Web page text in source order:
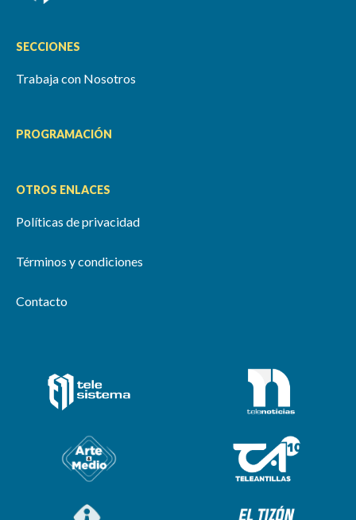
SECCIONES
Trabaja con Nosotros
PROGRAMACIÓN
OTROS ENLACES
Políticas de privacidad
Términos y condiciones
Contacto